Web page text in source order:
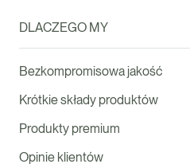
DLACZEGO MY
Bezkompromisowa jakość
Krótkie składy produktów
Produkty premium
Opinie klientów